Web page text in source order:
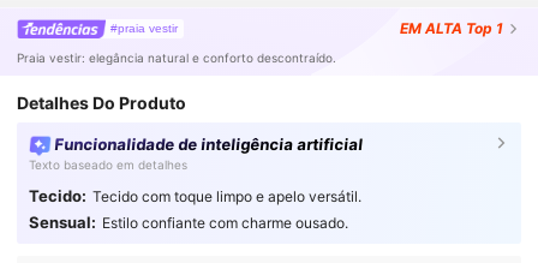
#praia vestir EM ALTA Top 1
Praia vestir: elegância natural e conforto descontraído.
Detalhes Do Produto
Funcionalidade de inteligência artificial
Texto baseado em detalhes
Tecido: Tecido com toque limpo e apelo versátil.
Sensual: Estilo confiante com charme ousado.
4,87 2.2K Seguidores